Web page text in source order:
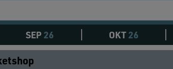
SEP26 OKT26